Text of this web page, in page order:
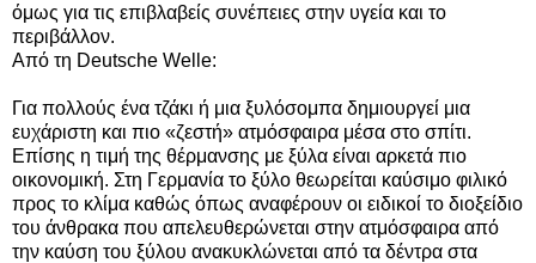
όμως για τις επιβλαβείς συνέπειες στην υγεία και το
περιβάλλον.
Από τη Deutsche Welle:
Για πολλούς ένα τζάκι ή μια ξυλόσομπα δημιουργεί μια
ευχάριστη και πιο «ζεστή» ατμόσφαιρα μέσα στο σπίτι.
Επίσης η τιμή της θέρμανσης με ξύλα είναι αρκετά πιο
οικονομική. Στη Γερμανία το ξύλο θεωρείται καύσιμο φιλικό
προς το κλίμα καθώς όπως αναφέρουν οι ειδικοί το διοξείδιο
του άνθρακα που απελευθερώνεται στην ατμόσφαιρα από
την καύση του ξύλου ανακυκλώνεται από τα δέντρα στα